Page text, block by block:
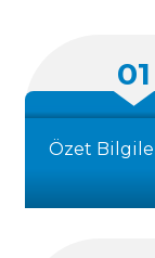
01
Özet